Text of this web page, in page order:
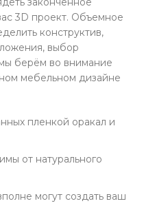
3D проект. Объемное
конструктив,
выбор
берём во внимание
мебельном дизайне
пленкой оракал и
от натурального
могут создать ваш